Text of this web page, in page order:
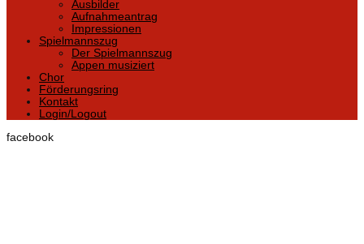
Ausbilder
Aufnahmeantrag
Impressionen
Spielmannszug
Der Spielmannszug
Appen musiziert
Chor
Förderungsring
Kontakt
Login/Logout
facebook